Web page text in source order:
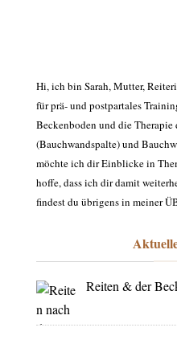
Hi, ich bin Sarah, Mutter,
für prä- und postpartales
Beckenboden und die Therapie
(Bauchwandspalte) und
möchte ich dir Einblicke in
hoffe, dass ich dir damit
findest du übrigens in meiner
Reiten & der